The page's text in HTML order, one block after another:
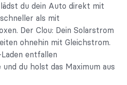
du dein Auto direkt mit
als mit
Der Clou: Dein Solarstrom
ohnehin mit Gleichstrom.
entfallen
du holst das Maximum aus